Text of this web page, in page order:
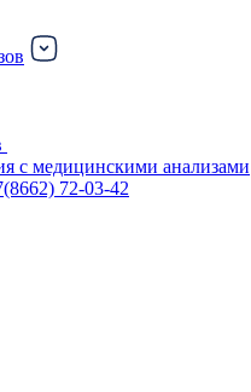
72-03-42